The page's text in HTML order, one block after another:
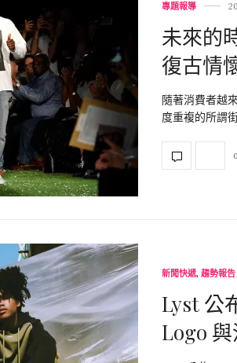
專題報導
未來的
復古情
隨著消費者越
度重複的所謂
新聞快遞, 趨勢報告
Lyst 公
Logo